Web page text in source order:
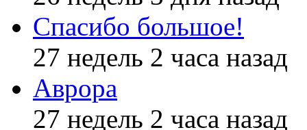
Спасибо большое!
27 недель 2 часа назад
Аврора
27 недель 2 часа назад